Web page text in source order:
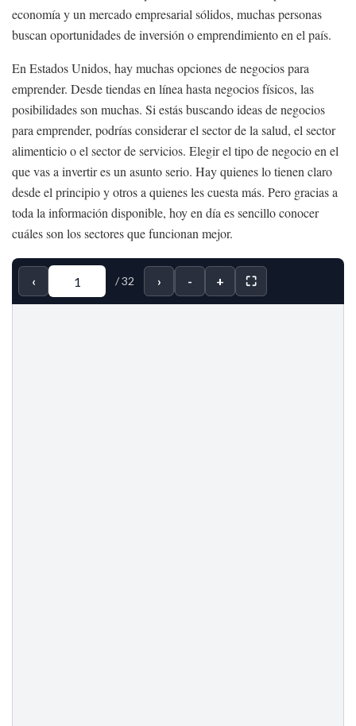
economía y un mercado empresarial sólidos, muchas personas
buscan oportunidades de inversión o emprendimiento en el país.
En Estados Unidos, hay muchas opciones de negocios para
emprender. Desde tiendas en línea hasta negocios físicos, las
posibilidades son muchas. Si estás buscando ideas de negocios
para emprender, podrías considerar el sector de la salud, el sector
alimenticio o el sector de servicios. Elegir el tipo de negocio en el
que vas a invertir es un asunto serio. Hay quienes lo tienen claro
desde el principio y otros a quienes les cuesta más. Pero gracias a
toda la información disponible, hoy en día es sencillo conocer
cuáles son los sectores que funcionan mejor.
‹ /32 › - + ⛶